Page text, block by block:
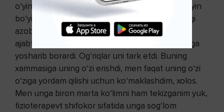
o‘yinga tusha boshladi va bir yildan so‘ng esa o‘yin
bo‘yicha ko‘rik g‘olibi xam bo‘ldilar. Bo‘g‘inlaridagi
azoblardan xalos bo‘lgach, pionina sotib oldi va
ajabtovur chala boshladi. Mister Evans yildan yilga
yosharib borardi. Og‘riqlar uni tark etdi. Buning
xammasiga uning o‘zi erishdi, men faqat uning o‘zi
o‘ziga yordam qilishi uchun ko‘maklashdim, xolos.
Men unga biron marta ko‘limni ham tekizganim yuk,
fizioterapevt shifokor sifatida unga sog‘lom